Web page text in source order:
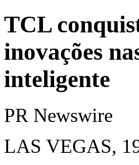
TCL
inovações
inteligente
PR Newswire
LAS VEGAS,